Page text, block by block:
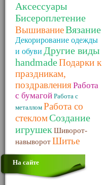
Аксессуары
Бисероплетение
ВышиваниеВязание
Декорирование одежды
и обуви Другие виды
handmadeПодарки к
праздникам,
поздравленияРабота
с бумагой Работа с
металлом Работа со
стекломСоздание
игрушек Шиворот-
навыворотШитье
На сайте